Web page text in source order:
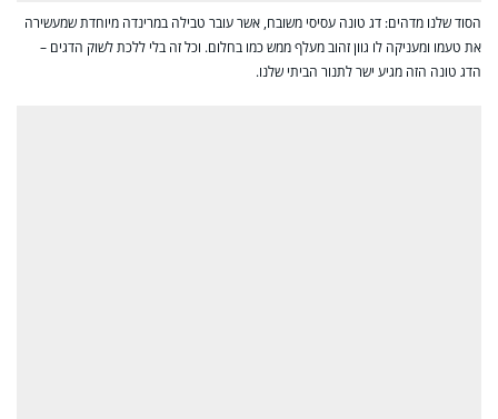
הסוד שלנו מדהים: דג טונה עסיסי משובח, אשר עובר טבילה במרינדה מיוחדת שמעשירה
את טעמו ומעניקה לו גוון זהוב מעלף ממש כמו בחלום. וכל זה בלי ללכת לשוק הדגים –
הדג טונה הזה מגיע ישר לתנור הביתי שלנו.